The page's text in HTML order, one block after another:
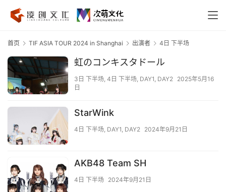
首页 TIF ASIA TOUR 2024 in Shanghai 出演者 4日 下半场
虹のコンキスタドール
3日 下半场, 4日 下半场, DAY1, DAY2 2025年5月16
日
StarWink
4日 下半场, DAY1, DAY2 2024年9月21日
AKB48 Team SH
4日 下半场 2024年9月21日